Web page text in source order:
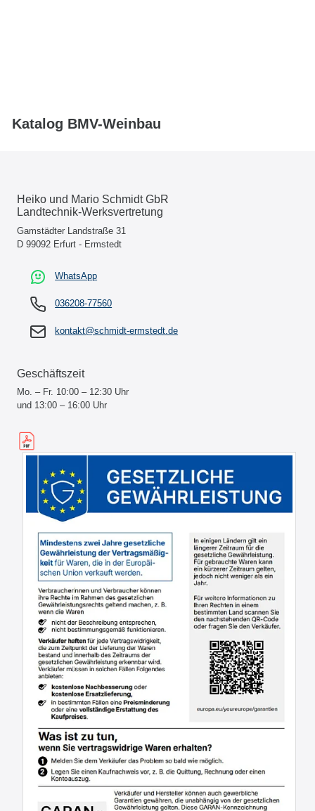
Katalog BMV-Weinbau
Heiko und Mario Schmidt GbR
Landtechnik-Werksvertretung
Gamstädter Landstraße 31
D 99092 Erfurt - Ermstedt
WhatsApp
036208-77560
kontakt@schmidt-ermstedt.de
Geschäftszeit
Mo. – Fr. 10:00 – 12:30 Uhr
und 13:00 – 16:00 Uhr